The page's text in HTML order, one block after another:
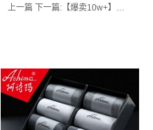
上一篇 下一篇: 【爆卖10w+】顶瓜瓜儿童保暖德绒秋衣裤套装